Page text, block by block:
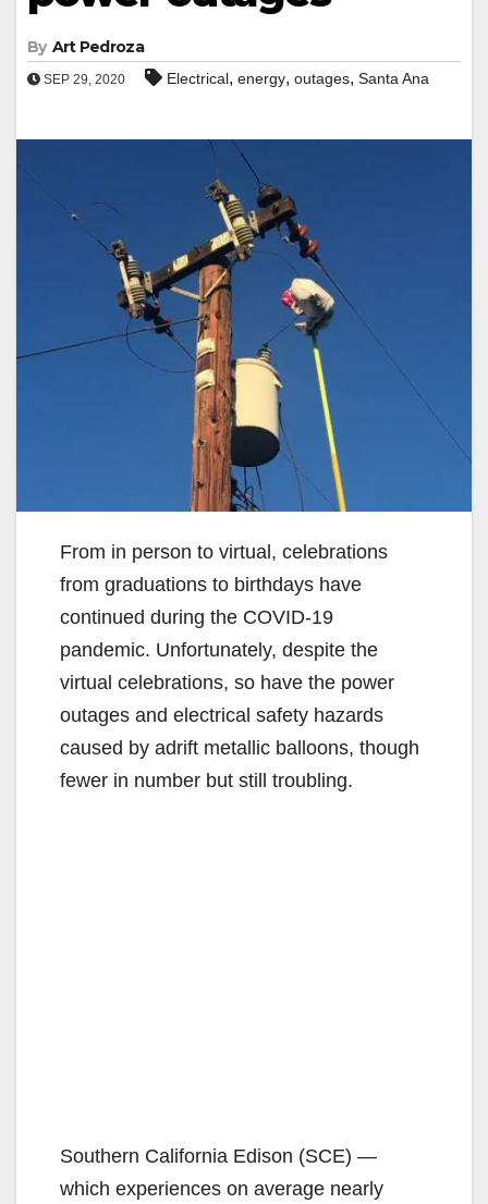
By Art Pedroza
SEP 29, 2020 Electrical, energy, outages, Santa Ana
From in person to virtual, celebrations
from graduations to birthdays have
continued during the COVID-19
pandemic. Unfortunately, despite the
virtual celebrations, so have the power
outages and electrical safety hazards
caused by adrift metallic balloons, though
fewer in number but still troubling.
Southern California Edison (SCE) —
which experiences on average nearly